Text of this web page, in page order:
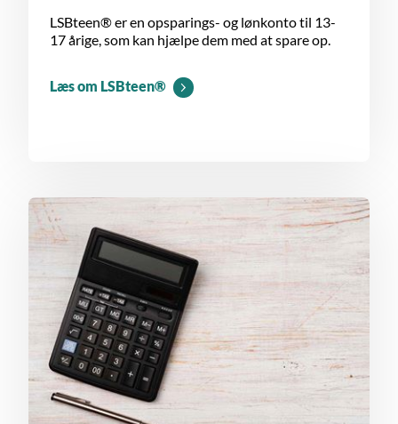
LSBteen® er en opsparings- og lønkonto til 13-
17 årige, som kan hjælpe dem med at spare op.
Læs om LSBteen®